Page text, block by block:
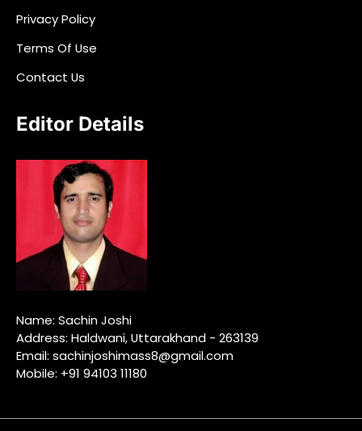
Privacy Policy
Terms Of Use
Contact Us
Editor Details
Name: Sachin Joshi
Address: Haldwani, Uttarakhand - 263139
Email: sachinjoshimass8@gmail.com
Mobile: +91 94103 11180